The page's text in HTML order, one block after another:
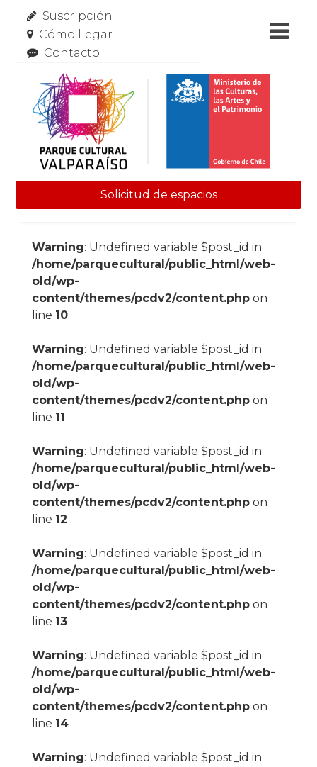
Suscripción
Cómo llegar
Contacto
Solicitud de espacios
Warning: Undefined variable $post_id in
/home/parquecultural/public_html/web-
old/wp-
content/themes/pcdv2/content.phpon
line 10
Warning: Undefined variable $post_id in
/home/parquecultural/public_html/web-
old/wp-
content/themes/pcdv2/content.phpon
line 11
Warning: Undefined variable $post_id in
/home/parquecultural/public_html/web-
old/wp-
content/themes/pcdv2/content.phpon
line 12
Warning: Undefined variable $post_id in
/home/parquecultural/public_html/web-
old/wp-
content/themes/pcdv2/content.phpon
line 13
Warning: Undefined variable $post_id in
/home/parquecultural/public_html/web-
old/wp-
content/themes/pcdv2/content.phpon
line 14
Warning: Undefined variable $post_id in